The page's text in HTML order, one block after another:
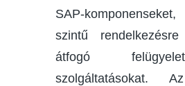
SAP-
szintű
átfogó
szolgáltatásokat.